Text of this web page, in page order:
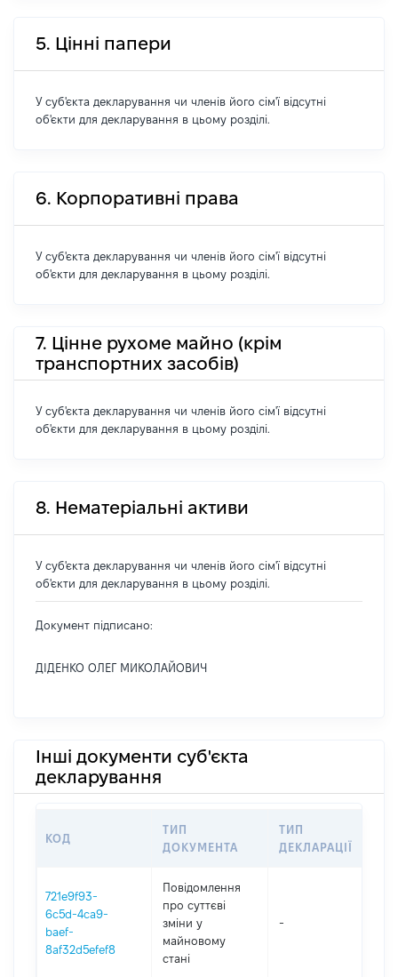
5. Цінні папери
У суб'єкта декларування чи членів його сім'ї відсутні
об'єкти для декларування в цьому розділі.
6. Корпоративні права
У суб'єкта декларування чи членів його сім'ї відсутні
об'єкти для декларування в цьому розділі.
7. Цінне рухоме майно (крім
транспортних засобів)
У суб'єкта декларування чи членів його сім'ї відсутні
об'єкти для декларування в цьому розділі.
8. Нематеріальні активи
У суб'єкта декларування чи членів його сім'ї відсутні
об'єкти для декларування в цьому розділі.
Документ підписано:
ДІДЕНКО ОЛЕГ МИКОЛАЙОВИЧ
Інші документи суб'єкта
декларування
КОД
ТИП
ДОКУМЕНТА
ТИП
ДЕКЛАРАЦІЇ
721e9f93-
6c5d-4ca9-
baef-
8af32d5efef8
Повідомлення
про суттєві
зміни y
майновому
стані
-